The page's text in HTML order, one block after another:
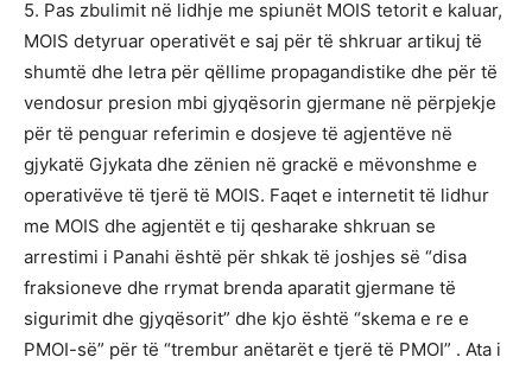
5. Pas zbulimit në lidhje me spiunët MOIS tetorit e kaluar,
MOIS detyruar operativët e saj për të shkruar artikuj të
shumtë dhe letra për qëllime propagandistike dhe për të
vendosur presion mbi gjyqësorin gjermane në përpjekje
për të penguar referimin e dosjeve të agjentëve në
gjykatë Gjykata dhe zënien në grackë e mëvonshme e
operativëve të tjerë të MOIS. Faqet e internetit të lidhur
me MOIS dhe agjentët e tij qesharake shkruan se
arrestimi i Panahi është për shkak të joshjes së “disa
fraksioneve dhe rrymat brenda aparatit gjermane të
sigurimit dhe gjyqësorit” dhe kjo është “skema e re e
PMOI-së” për të “trembur anëtarët e tjerë të PMOI” . Ata i